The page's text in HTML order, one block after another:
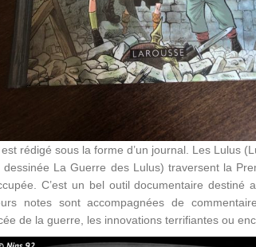
rédigé sous la forme d’un journal. Les Lulus
La Guerre des Lulus) traversent la
C’est un bel outil documentaire destiné
notes sont accompagnées de
de la guerre, les innovations terrifiantes ou